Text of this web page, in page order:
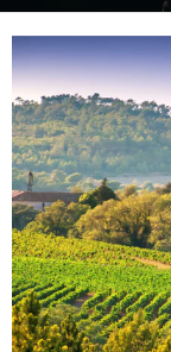
de la lumière
dimensions
mais aussi
un vecteur
biodynamiques
de la lumière,